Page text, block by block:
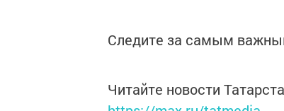
Следите за самым
Читайте новости